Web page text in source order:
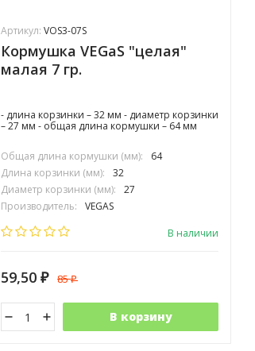
Артикул: VOS3-07S
Кормушка VEGaS "целая"
малая 7 гр.
- длина корзинки – 32 мм - диаметр корзинки
– 27 мм - общая длина кормушки – 64 мм
Общая длина кормушки (мм):
64
Длина корзинки (мм):
32
Диаметр корзинки (мм):
27
Производитель:
VEGAS
В наличии
59,50 ₽ 85₽
В корзину